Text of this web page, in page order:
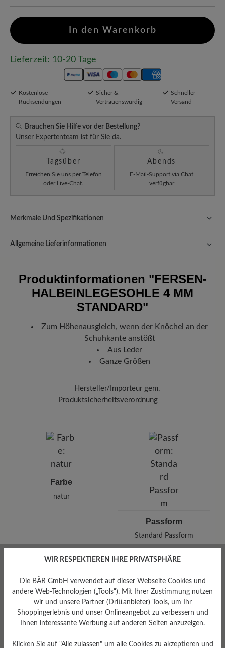
In den Warenkorb
Lieferzeit: 10-20 Tage
Kostenlose
Rücksendungen
Sicher &
Vertrauenswürdig
Schneller
Versand
Brauchen Sie Hilfe vor der Bestellung?
Unser Expertenteam ist für Sie da.
Tagsüber
Erreichen Sie uns per Telefon
oder Live-Chat
Abends
E-Mail-Support via Chat
verfügbar
Merkmale Und Spezifikationen
Allgemeine Lieferinformationen
hinzugefügt – unabhängig vom Bestellwert.
Freuen Sie sich auf Ihr Paket!Sobald Ihre Bestellung unser Lager in
Deutschland verlassen hat, erhalten Sie eine Versandbestätigung.
Mit der beigefügten Sendungsnummer können Sie genau
nachverfolgen, wo sich Ihr neues BÄR Lieblingsstück gerade
Produktinformationen "FERSEN-
HALBEINLEGESOHLE 4 MM
STANDARD"
Zum Höhenausgleich, wenn der Knöchel an der
Schuhkante anstößt
Aus Leder
Ganze Größen
Hersteller/Importeur gem.
Produktsicherheitsverordnung
Via Monte Verena 31, 36022 S Zeno di Cassola, Italien
Farbe
natur
Passform
Standard Passform
Bewertungen lesen
0 von 0 Bewertungen
WIR RESPEKTIEREN IHRE PRIVATSPHÄRE
Die BÄR GmbH verwendet auf dieser Webseite Cookies und
andere Web-Technologien („Tools“). Mit Ihrer Zustimmung nutzen
wir und unsere Partner (Drittanbieter) Tools, um Ihr
Shoppingerlebnis und unser Onlineangebot zu verbessern und
Ihnen interessante Werbung auf anderen Seiten anzuzeigen.
Klicken Sie auf "Alle zulassen" um alle Cookies zu akzeptieren und